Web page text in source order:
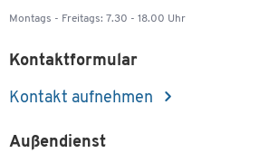
Montags - Freitags: 7.30 - 18.00 Uhr
Kontaktformular
Kontakt aufnehmen
Außendienst